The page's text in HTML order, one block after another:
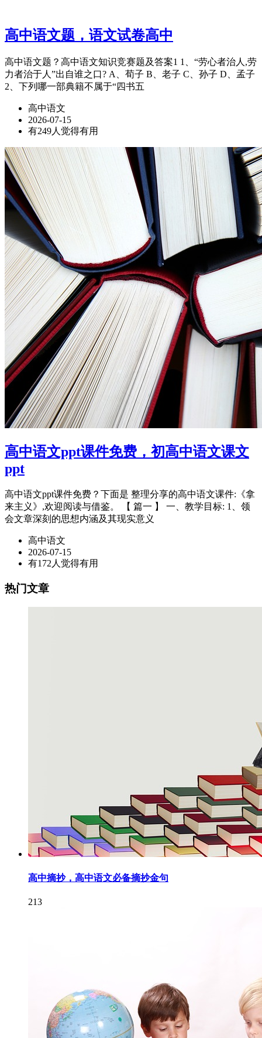
高中语文题，语文试卷高中
高中语文题？高中语文知识竞赛题及答案1 1、“劳心者治人,劳
力者治于人”出自谁之口? A、荀子 B、老子 C、孙子 D、孟子
2、下列哪一部典籍不属于“四书五
高中语文
2026-07-15
有249人觉得有用
高中语文ppt课件免费，初高中语文课文
ppt
高中语文ppt课件免费？下面是 整理分享的高中语文课件:《拿
来主义》,欢迎阅读与借鉴。 【 篇一 】 一、教学目标: 1、领
会文章深刻的思想内涵及其现实意义
高中语文
2026-07-15
有172人觉得有用
热门文章
高中摘抄，高中语文必备摘抄金句
213